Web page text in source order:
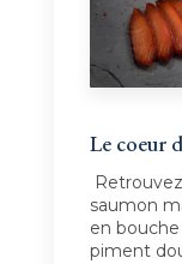
Le coeur
saumon
en
piment